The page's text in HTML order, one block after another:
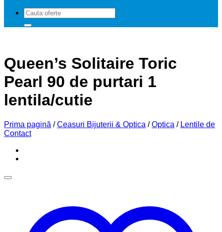
Caută
după:
Queen’s Solitaire Toric
Pearl 90 de purtari 1
lentila/cutie
Prima pagină / Ceasuri Bijuterii & Optica / Optica / Lentile de
Contact